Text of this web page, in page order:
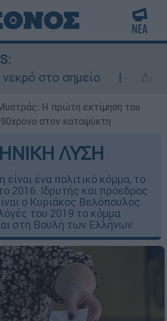
Δίωξη για
Η πρώτη εκτίμηση του
90χρονο στον καταψύκτη
ΛΥΣΗ
ένα πολιτικό κόμμα, το
2016. Ιδρυτής και πρόεδρος
ο Κυριάκος Βελόπουλος.
του 2019 το κόμμα
στη Βουλή των Ελλήνων.